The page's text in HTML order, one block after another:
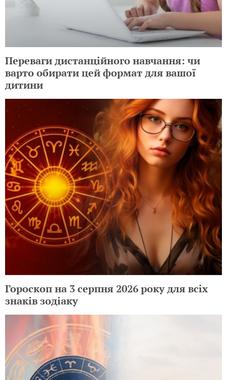
Переваги дистанційного навчання: чи
варто обирати цей формат для вашої
дитини
Гороскоп на 3 серпня 2026 року для всіх
знаків зодіаку